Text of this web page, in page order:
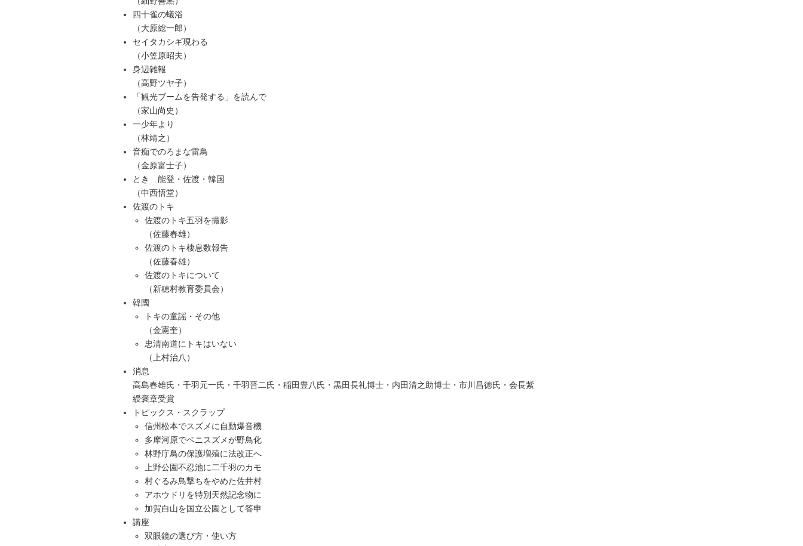
四十雀の蟻浴
（大原総一郎）
セイタカシギ現わる
（小笠原昭夫）
身辺雑報
（高野ツヤ子）
「観光ブームを告発する」を読んで
（家山尚史）
一少年より
（林靖之）
音痴でのろまな雷鳥
（金原富士子）
とき 能登・佐渡・韓国
（中西悟堂）
佐渡のトキ
佐渡のトキ五羽を撮影
（佐藤春雄）
佐渡のトキ棲息数報告
（佐藤春雄）
佐渡のトキについて
（新穂村教育委員会）
韓國
トキの童謡・その他
（金憲奎）
忠清南道にトキはいない
（上村治八）
消息
高島春雄氏・千羽元一氏・千羽晋二氏・稲田豊八氏・黒田長礼博士・内田清之助博士・市川昌徳氏・会長紫
綬褒章受賞
トピックス・スクラップ
信州松本でスズメに自動爆音機
多摩河原でベニスズメが野鳥化
林野庁鳥の保護増殖に法改正へ
上野公園不忍池に二千羽のカモ
村ぐるみ鳥撃ちをやめた佐井村
アホウドリを特別天然記念物に
加賀白山を国立公園として答申
講座
双眼鏡の選び方・使い方